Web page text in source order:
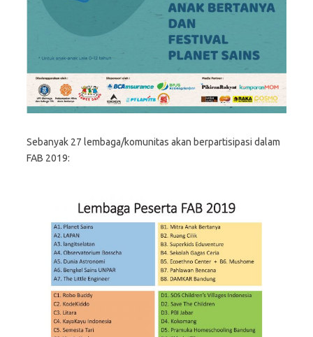
Sebanyak 27 lembaga/komunitas akan berpartisipasi dalam
FAB 2019: